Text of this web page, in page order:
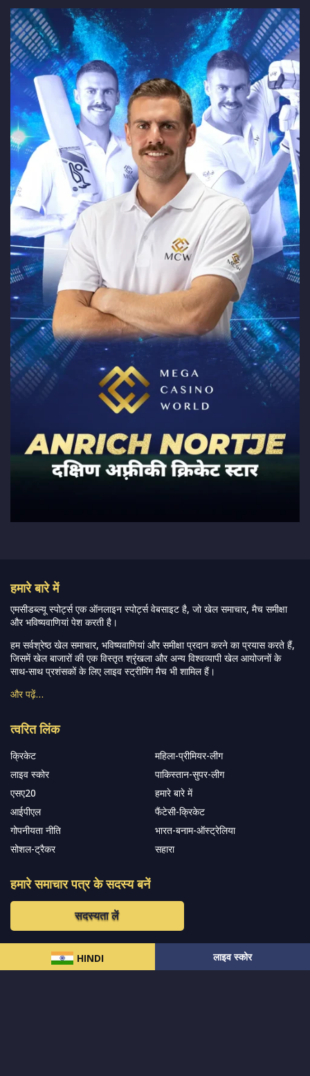
HINDI लाइव स्कोर
हमारे बारे में
एमसीडब्ल्यू स्पोर्ट्स एक ऑनलाइन स्पोर्ट्स वेबसाइट है, जो खेल समाचार, मैच समीक्षा
और भविष्यवाणियां पेश करती है।
हम सर्वश्रेष्ठ खेल समाचार, भविष्यवाणियां और समीक्षा प्रदान करने का प्रयास करते हैं,
जिसमें खेल बाजारों की एक विस्तृत श्रृंखला और अन्य विश्वव्यापी खेल आयोजनों के
साथ-साथ प्रशंसकों के लिए लाइव स्ट्रीमिंग मैच भी शामिल हैं।
और पढ़ें…
त्वरित लिंक
क्रिकेट
महिला-प्रीमियर-लीग
लाइव स्कोर
पाकिस्तान-सुपर-लीग
एसए20
हमारे बारे में
आईपीएल
फैंटेसी-क्रिकेट
गोपनीयता नीति
भारत-बनाम-ऑस्ट्रेलिया
सोशल-ट्रैकर
सहारा
हमारे समाचार पत्र के सदस्य बनें
सदस्यता लें
हमारा अनुसरण करें और नवीनतम अपडेट प्राप्त करेंs